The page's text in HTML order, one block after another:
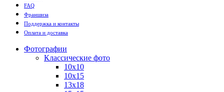
FAQ
Франшиза
Поддержка и контакты
Оплата и доставка
Фотографии
Классические фото
10х10
10х15
13х18